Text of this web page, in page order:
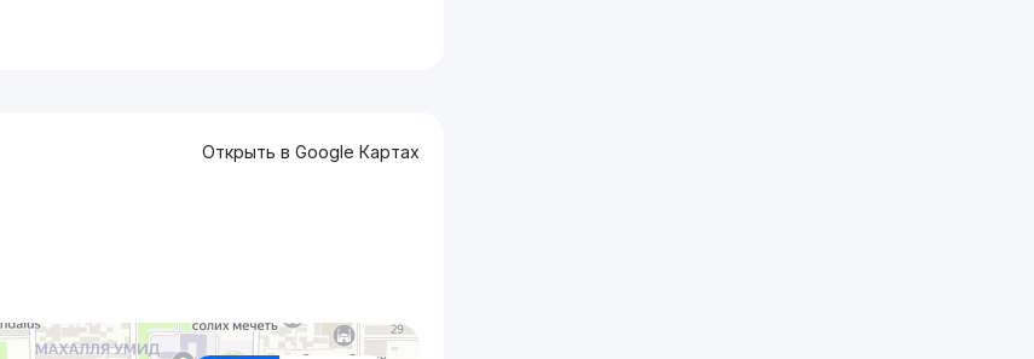
Открыть в Google Картах